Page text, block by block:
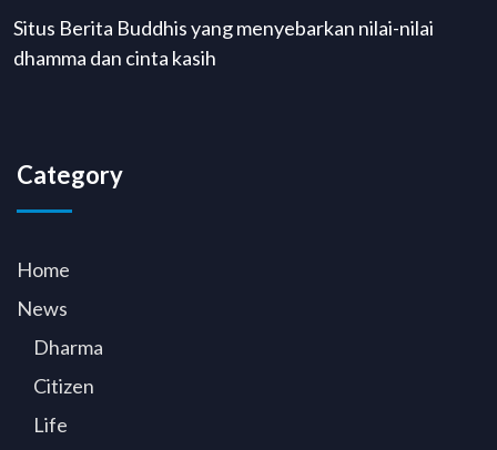
Situs Berita Buddhis yang menyebarkan nilai-nilai
dhamma dan cinta kasih
Category
Home
News
Dharma
Citizen
Life